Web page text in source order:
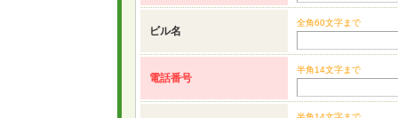
ビル名
全角60文字まで
電話番号
半角14文字まで